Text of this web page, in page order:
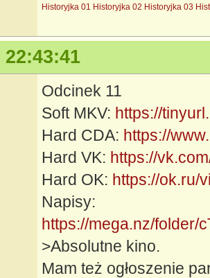
Historyjka 01 Historyjka 02 Historyjka 03
22:43:41
Odcinek 11
Soft MKV: https://
Hard CDA: https://
Hard VK: https://
Hard OK: https://ok.ru/
Napisy:
https://mega.nz/folder/
>Absolutne kino.
Mam też ogłoszenie